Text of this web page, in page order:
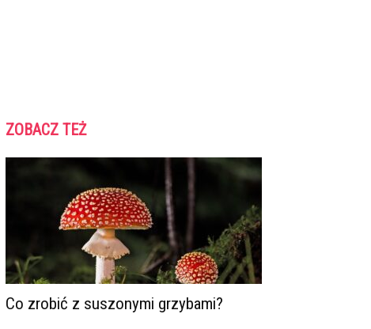
ZOBACZ TEŻ
Co zrobić z suszonymi grzybami?